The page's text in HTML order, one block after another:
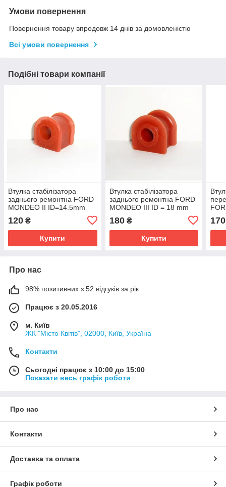
Умови повернення
Повернення товару впродовж 14 днів за домовленістю
Всі умови повернення
Подібні товари компанії
Втулка стабілізатора
заднього ремонтна FORD
MONDEO II ID=14.5mm
120 ₴
Купити
Втулка стабілізатора
заднього ремонтна FORD
MONDEO III ID = 18 mm
180₴
Купити
170
Про нас
98% позитивних з 52 відгуків за рік
Працює з 20.05.2016
м. Київ
ЖК "Місто Квітів", 02000, Київ, Україна
Контакти
Сьогодні працює з 10:00 до 15:00
Показати весь графік роботи
Про нас
Контакти
Доставка та оплата
Графік роботи